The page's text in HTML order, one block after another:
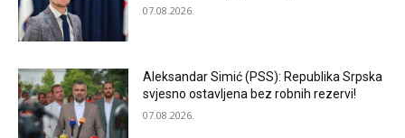
07.08.2026.
Aleksandar Simić (PSS): Republika Srpska
svjesno ostavljena bez robnih rezervi!
07.08.2026.